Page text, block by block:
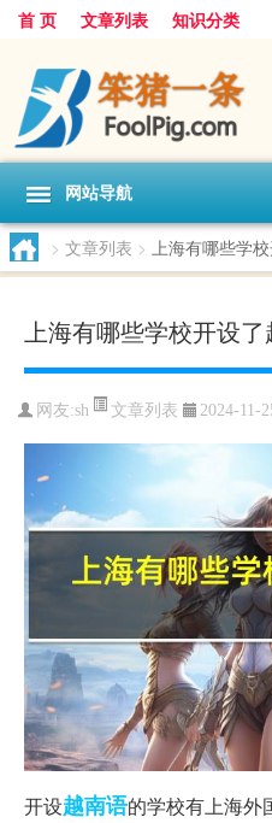
首 页 文章列表 知识分类
网站导航
> 文章列表 > 上海有哪些学
上海有哪些学校开设
网友:sh 文章列表 2024-11-
开设越南语的学校有上海外